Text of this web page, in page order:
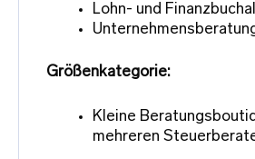
Lohn- und
Größenkategorie:
Kleine
mehreren